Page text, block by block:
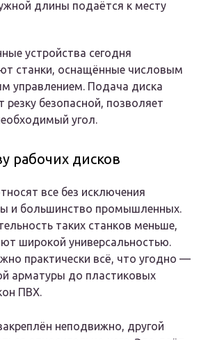
длины подаётся к месту
устройства сегодня
станки, оснащённые числовым
управлением. Подача диска
резку безопасной, позволяет
угол.
рабочих дисков
все без исключения
и большинство промышленных.
таких станков меньше,
широкой универсальностью.
практически всё, что угодно —
арматуры до пластиковых
ПВХ.
неподвижно, другой